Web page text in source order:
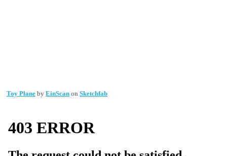
Toy Plane by EinScan on Sketchfab